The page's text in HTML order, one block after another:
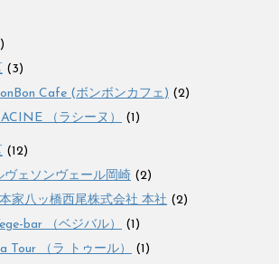
(3)
Cafe (ボンボンカフェ) (2)
（ラシーヌ）
(1)
(12)
ヴェソンヴェール岡崎 (2)
家八ッ橋西尾株式会社 本社 (2)
bar （ベジバル）
(1)
Tour （ラ トゥール）
(1)